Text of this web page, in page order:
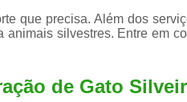
Limpeza Tártaro Santo André
que precisa. Além dos
silvestres. Entre em
de Gato